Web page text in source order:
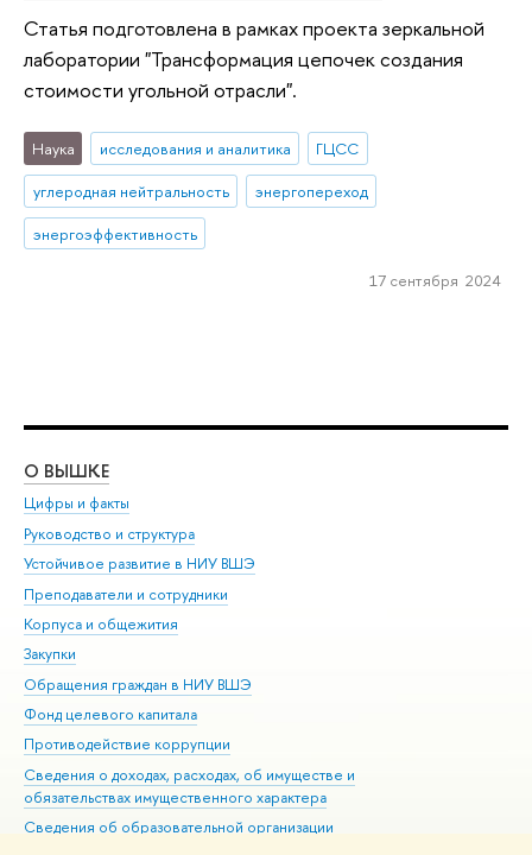
Статья подготовлена в рамках проекта зеркальной
лаборатории "Трансформация цепочек создания
стоимости угольной отрасли".
Наука исследования и аналитика
ГЦСС
углеродная нейтральность
энергопереход
энергоэффективность
17 сентября 2024
О ВЫШКЕ
Цифры и факты
Руководство и структура
Устойчивое развитие в НИУ ВШЭ
Преподаватели и сотрудники
Корпуса и общежития
Закупки
Обращения граждан в НИУ ВШЭ
Фонд целевого капитала
Противодействие коррупции
Сведения о доходах, расходах, об имуществе и
обязательствах имущественного характера
Сведения об образовательной организации